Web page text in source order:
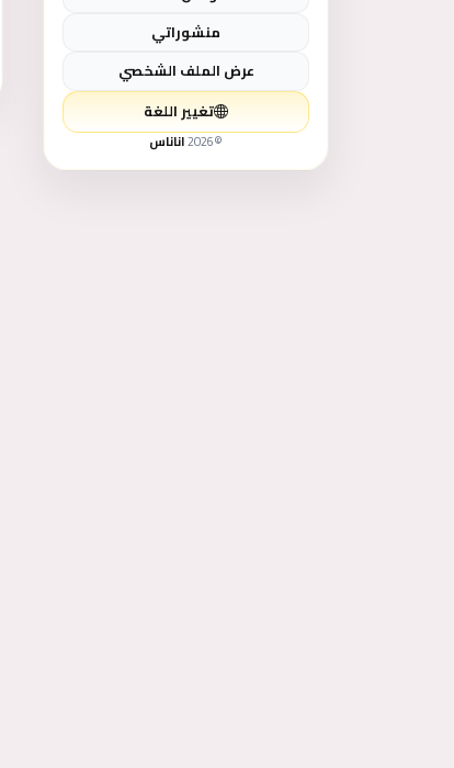
ازياء - موضة نسائية
ازياء - موضة رجالي
منشوراتي
عرض الملف الشخصي
تغيير اللغة
©
2026اناناس